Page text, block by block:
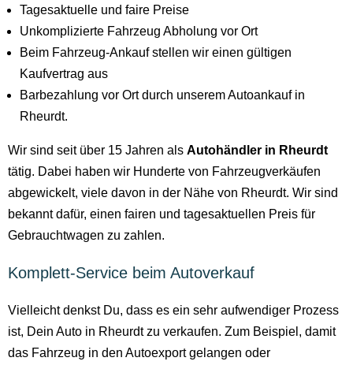
Tagesaktuelle und faire Preise
Unkomplizierte Fahrzeug Abholung vor Ort
Beim Fahrzeug-Ankauf stellen wir einen gültigen
Kaufvertrag aus
Barbezahlung vor Ort durch unserem Autoankauf in
Rheurdt.
Wir sind seit über 15 Jahren als Autohändler in Rheurdt
tätig. Dabei haben wir Hunderte von Fahrzeugverkäufen
abgewickelt, viele davon in der Nähe von Rheurdt. Wir sind
bekannt dafür, einen fairen und tagesaktuellen Preis für
Gebrauchtwagen zu zahlen.
Komplett-Service beim Autoverkauf
Vielleicht denkst Du, dass es ein sehr aufwendiger Prozess
ist, Dein Auto in Rheurdt zu verkaufen. Zum Beispiel, damit
das Fahrzeug in den Autoexport gelangen oder